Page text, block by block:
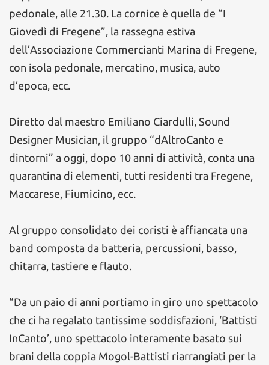
pedonale, alle 21.30. La cornice è quella de “I
Giovedì di Fregene”, la rassegna estiva
dell’Associazione Commercianti Marina di Fregene,
con isola pedonale, mercatino, musica, auto
d’epoca, ecc.
Diretto dal maestro Emiliano Ciardulli, Sound
Designer Musician, il gruppo “dAltroCanto e
dintorni” a oggi, dopo 10 anni di attività, conta una
quarantina di elementi, tutti residenti tra Fregene,
Maccarese, Fiumicino, ecc.
Al gruppo consolidato dei coristi è affiancata una
band composta da batteria, percussioni, basso,
chitarra, tastiere e flauto.
“Da un paio di anni portiamo in giro uno spettacolo
che ci ha regalato tantissime soddisfazioni, ‘Battisti
InCanto’, uno spettacolo interamente basato sui
brani della coppia Mogol-Battisti riarrangiati per la